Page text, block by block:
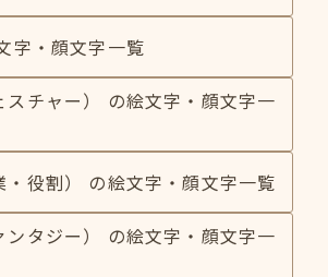
字・顔文字一覧
スチャー） の絵文字・顔文字一
・役割） の絵文字・顔文字一覧
ンタジー） の絵文字・顔文字一